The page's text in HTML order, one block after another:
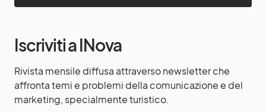
Iscriviti a INova
Rivista mensile diffusa attraverso newsletter che
affronta temi e problemi della comunicazione e del
marketing, specialmente turistico.